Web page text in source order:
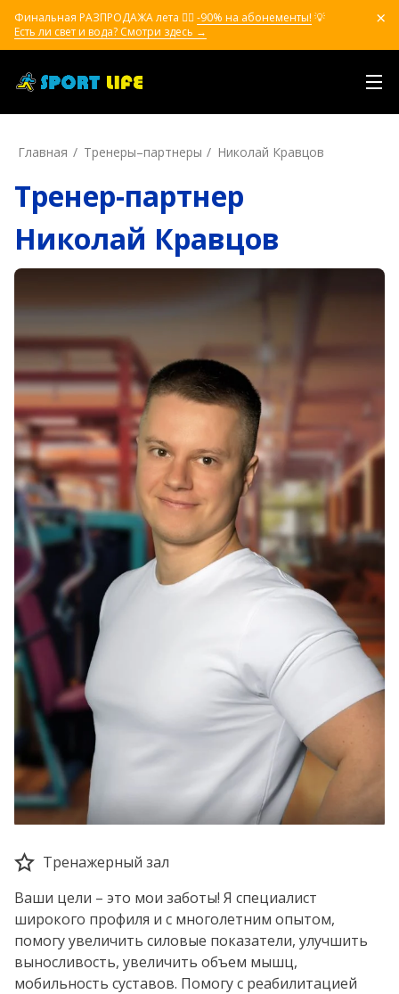
Финальная РАЗПРОДАЖА лета ❤️‍🔥 -90% на абонементы! 💡
Есть ли свет и вода? Смотри здесь →
Главная Тренеры–пapтнepы Николай Кравцов
Тренер-партнер
Николай Кравцов
Тренажерный зал
Ваши цели – это мои заботы! Я специалист
широкого профиля и с многолетним опытом,
помогу увеличить силовые показатели, улучшить
выносливость, увеличить объем мышц,
мобильность суставов. Помогу с реабилитацией